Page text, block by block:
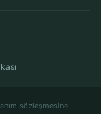
sözleşmesine